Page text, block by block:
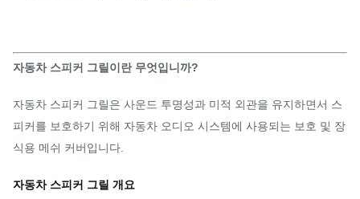
자동차 스피커 그릴이란 무엇입니까?
자동차 스피커 그릴은 사운드 투명성과 미적 외관을 유지하면서 스
피커를 보호하기 위해 자동차 오디오 시스템에 사용되는 보호 및 장
식용 메쉬 커버입니다.
자동차 스피커 그릴 개요